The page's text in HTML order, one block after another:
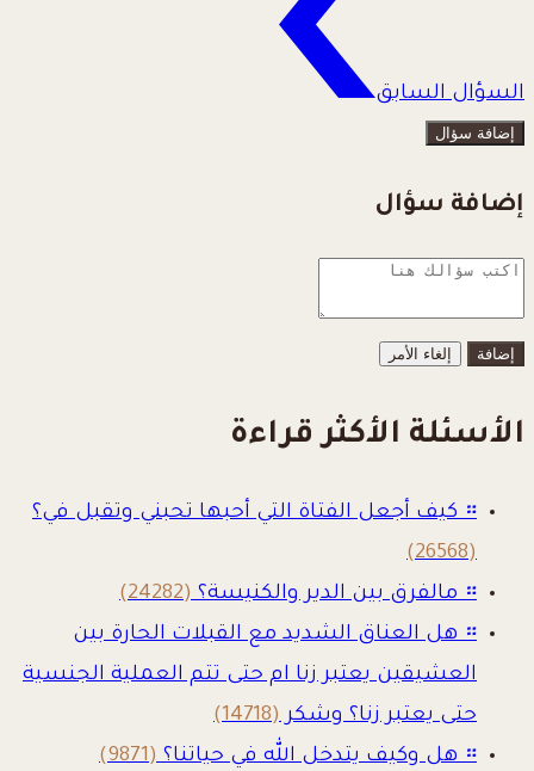
السؤال السابق
إضافة سؤال
إضافة سؤال
إلغاء الأمر
الأسئلة الأكثر قراءة
። كيف أجعل الفتاة التي أحبها تحبني وتقبل في؟
(26568)
። مالفرق بين الدير والكنيسة؟(24282)
። هل العناق الشديد مع القبلات الحارة بين
العشيقين يعتبر زنا ام حتى تتم العملية الجنسية
حتى يعتبر زنا؟ وشكر(14718)
። هل وكيف يتدخل الله في حياتنا؟(9871)